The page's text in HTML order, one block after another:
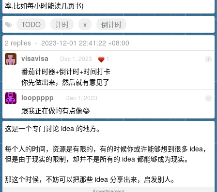
率,比如每小时能读几页书)
TODO
计时 x
倒计时
2 replies • 2023-12-01 22:41:22 +08:00
1
visavisa Dec 1, 2023 1
番茄计时器+倒计时+时间打卡
你先做出来，然后就有意见了
2
looppppp Dec 1, 2023
跟我正在做的有点像😂
这是一个专门讨论 idea 的地方。
每个人的时间，资源是有限的，有的时候你或许能够想到很多 idea，
但是由于现实的限制，却并不是所有的 idea 都能够成为现实。
那这个时候，不妨可以把那些 idea 分享出来，启发别人。